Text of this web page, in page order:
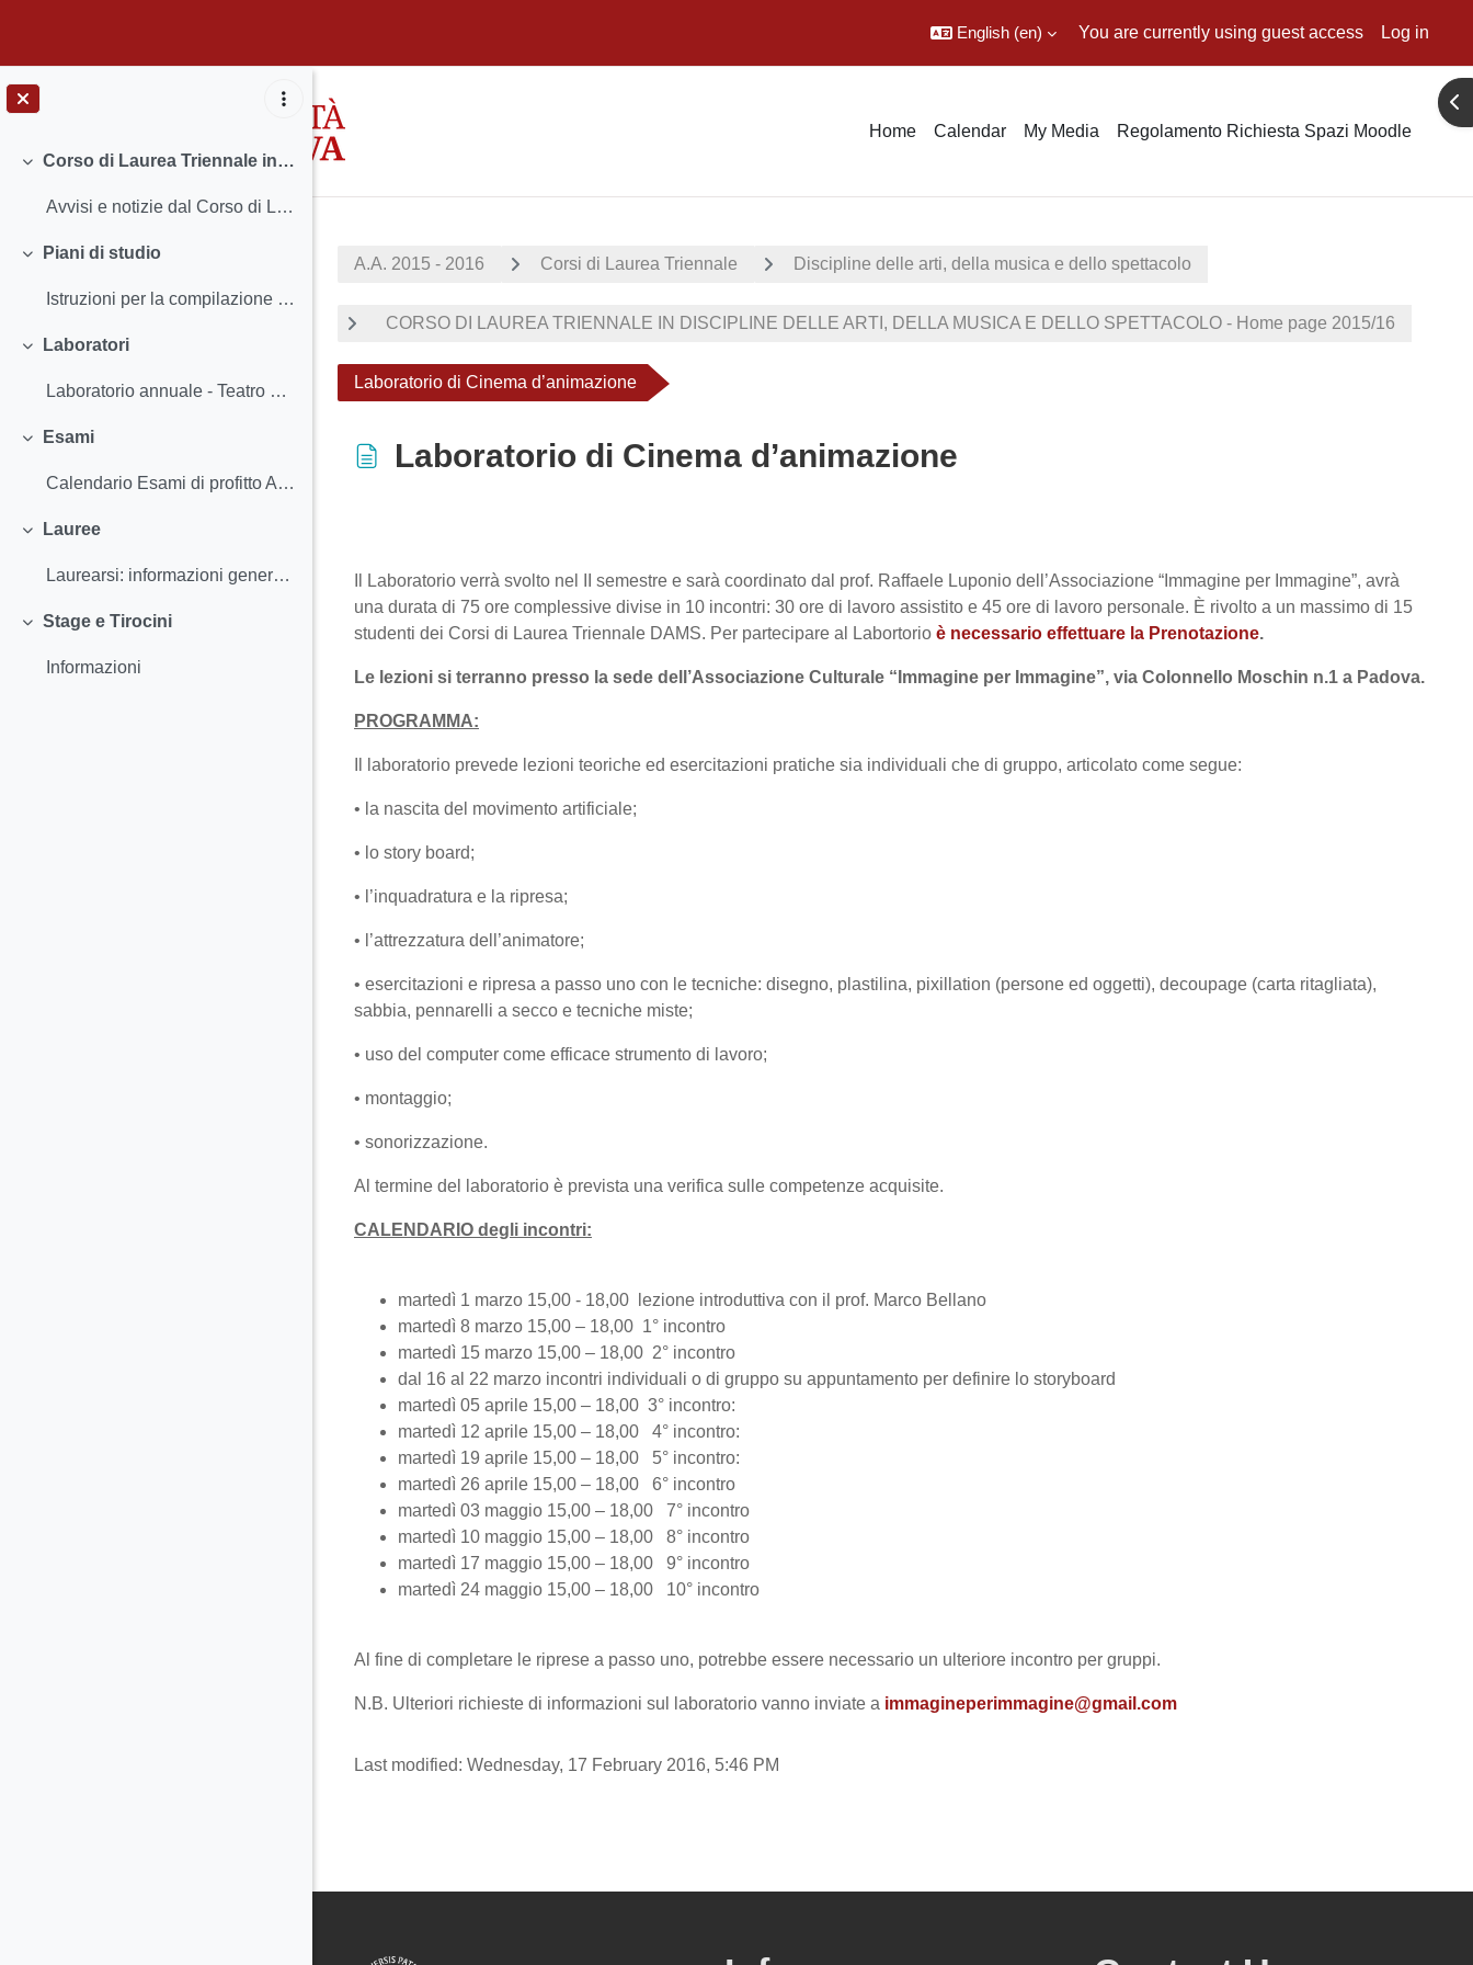
English ‎(en)‎ You are currently using guest access Log in
Home Calendar My Media Regolamento Richiesta Spazi Moodle
Collapse
Corso di Laurea Triennale in Discipline delle arti, della musica e dello spettacolo
Avvisi e notizie dal Corso di Laurea Settimana mi...
Collapse
Piani di studio
Istruzioni per la compilazione e scadenzeIncontro ...
Collapse
Laboratori
Laboratorio annuale - Teatro per l’università Lab...
Collapse
Esami
Calendario Esami di profitto Abilità informatiche...
Collapse
Lauree
Laurearsi: informazioni generali Istruzioni sulla...
Collapse
Stage e Tirocini
Informazioni
A.A. 2015 - 2016 Corsi di Laurea Triennale Discipline delle arti, della musica e dello spettacolo
CORSO DI LAUREA TRIENNALE IN DISCIPLINE DELLE ARTI, DELLA MUSICA E DELLO SPETTACOLO - Home page 2015/16
Laboratorio di Cinema d’animazione
Laboratorio di Cinema d’animazione
Il Laboratorio verrà svolto nel II semestre e sarà coordinato dal prof. Raffaele Luponio dell’Associazione “Immagine per Immagine”, avrà
una durata di 75 ore complessive divise in 10 incontri: 30 ore di lavoro assistito e 45 ore di lavoro personale. È rivolto a un massimo di 15
studenti dei Corsi di Laurea Triennale DAMS. Per partecipare al Labortorio è necessario effettuare la Prenotazione.
Le lezioni si terranno presso la sede dell’Associazione Culturale “Immagine per Immagine”, via Colonnello Moschin n.1 a Padova.
PROGRAMMA:
Il laboratorio prevede lezioni teoriche ed esercitazioni pratiche sia individuali che di gruppo, articolato come segue:
• la nascita del movimento artificiale;
• lo story board;
• l’inquadratura e la ripresa;
• l’attrezzatura dell’animatore;
• esercitazioni e ripresa a passo uno con le tecniche: disegno, plastilina, pixillation (persone ed oggetti), decoupage (carta ritagliata),
sabbia, pennarelli a secco e tecniche miste;
• uso del computer come efficace strumento di lavoro;
• montaggio;
• sonorizzazione.
Al termine del laboratorio è prevista una verifica sulle competenze acquisite.
CALENDARIO degli incontri:
martedì 1 marzo 15,00 - 18,00 lezione introduttiva con il prof. Marco Bellano
martedì 8 marzo 15,00 – 18,00 1° incontro
martedì 15 marzo 15,00 – 18,00 2° incontro
dal 16 al 22 marzo incontri individuali o di gruppo su appuntamento per definire lo storyboard
martedì 05 aprile 15,00 – 18,00 3° incontro:
martedì 12 aprile 15,00 – 18,00 4° incontro:
martedì 19 aprile 15,00 – 18,00 5° incontro:
martedì 26 aprile 15,00 – 18,00 6° incontro
martedì 03 maggio 15,00 – 18,00 7° incontro
martedì 10 maggio 15,00 – 18,00 8° incontro
martedì 17 maggio 15,00 – 18,00 9° incontro
martedì 24 maggio 15,00 – 18,00 10° incontro
Al fine di completare le riprese a passo uno, potrebbe essere necessario un ulteriore incontro per gruppi.
N.B. Ulteriori richieste di informazioni sul laboratorio vanno inviate a immagineperimmagine@gmail.com
Last modified: Wednesday, 17 February 2016, 5:46 PM